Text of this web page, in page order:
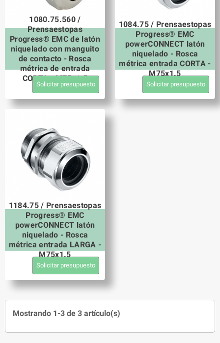
1080.75.560 /
Prensaestopas
Progress® EMC de latón
niquelado con manguito
de contacto - Rosca
métrica de entrada
CORTA - M75x1.5
Solicitar presupuesto
1084.75 / Prensaestopas
Progress® EMC
powerCONNECT latón
niquelado - Rosca
métrica entrada CORTA -
M75x1.5
Solicitar presupuesto
1184.75 / Prensaestopas
Progress® EMC
powerCONNECT latón
niquelado - Rosca
métrica entrada LARGA -
M75x1.5
Solicitar presupuesto
Mostrando 1-3 de 3 artículo(s)